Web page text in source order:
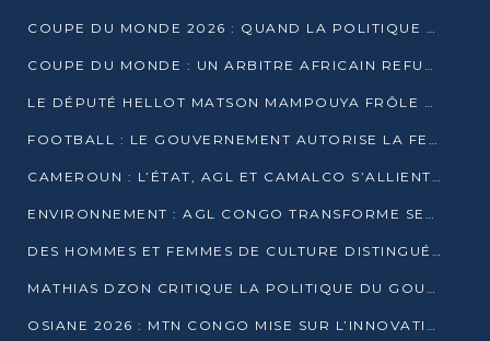
COUPE DU MONDE 2026 : QUAND LA POLITIQUE MENACE L’UNIVERSALITÉ DU FOOTBALL
COUPE DU MONDE : UN ARBITRE AFRICAIN REFUSÉ À L’ENTRÉE DES ÉTATS-UNIS
LE DÉPUTÉ HELLOT MATSON MAMPOUYA FRÔLE LA MORT LORS D’UNE EMBUSCADE DZNS LE POOL
FOOTBALL : LE GOUVERNEMENT AUTORISE LA FECOFOOT À OCCUPER LES COMPLEXES SPORTIFS
CAMEROUN : L’ÉTAT, AGL ET CAMALCO S’ALLIENT POUR UN MÉGA-PROJET FERROVIAIRE
ENVIRONNEMENT : AGL CONGO TRANSFORME SES DÉCHETS EN OUTILS DE FORMATION
DES HOMMES ET FEMMES DE CULTURE DISTINGUÉS POUR LEUR ENGAGEMENT PAR BANTOU CULTURE
MATHIAS DZON CRITIQUE LA POLITIQUE DU GOUVERNEMENT ET ALERTE SUR LA DETTE DU CONGO
OSIANE 2026 : MTN CONGO MISE SUR L’INNOVATION POUR RELEVER LES DÉFIS AFRICAINS